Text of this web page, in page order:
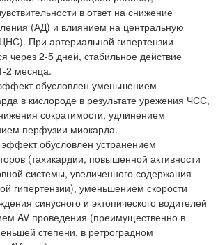
в ответ на снижение
(АД) и влиянием на центральную
При артериальной гипертензии
через 2-5 дней, стабильное действие
2 месяца.
обусловлен уменьшением
в кислороде в результате урежения ЧСС,
сократимости, удлинением
перфузии миокарда.
обусловлен устранением
(тахикардии, повышенной активности
системы, увеличенного содержания
гипертензии), уменьшением скорости
синусного и эктопического водителей
AV проведения (преимущественно в
степени, в ретроградном